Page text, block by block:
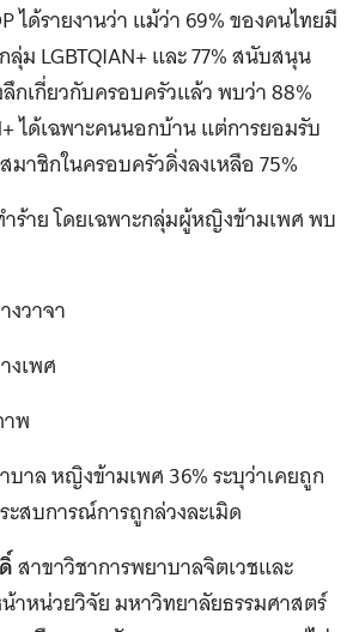
ได้รายงานว่า แม้ว่า 69% ของคนไทยมี
ม LGBTQIAN+ และ 77% สนับสนุน
กเกี่ยวกับครอบครัวแล้ว พบว่า 88%
ได้เฉพาะคนนอกบ้าน แต่การยอมรับ
มาชิกในครอบครัวดิ่งลงเหลือ 75%
าย โดยเฉพาะกลุ่มผู้หญิงข้ามเพศ พบ
งวาจา
งเพศ
พ
าล หญิงข้ามเพศ 36% ระบุว่าเคยถูก
สบการณ์การถูกล่วงละเมิด
สาขาวิชาการพยาบาลจิตเวชและ
หน่วยวิจัย มหาวิทยาลัยธรรมศาสตร์